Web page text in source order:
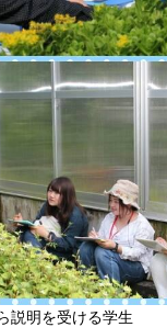
説明を受ける学生